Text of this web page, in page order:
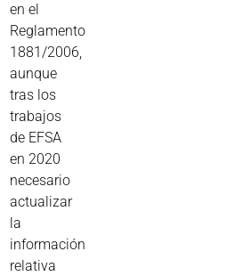
en el
Reglamento
1881/2006,
aunque
tras los
trabajos
de EFSA
en 2020
necesario
actualizar
la
información
relativa